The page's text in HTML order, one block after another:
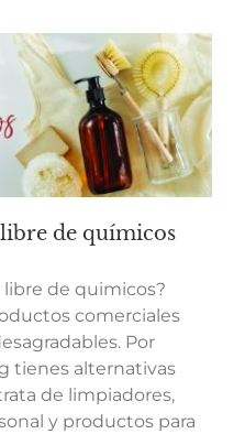
de químicos
de quimicos?
comerciales
Por
tienes alternativas
de limpiadores,
y productos para